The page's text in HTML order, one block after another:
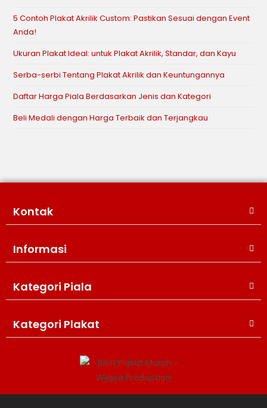
5 Contoh Plakat Akrilik Custom: Pastikan Sesuai dengan Event
Anda!
Ukuran Plakat Ideal: untuk Plakat Akrilik, Standar, dan Kayu
Serba-serbi Tentang Plakat Akrilik dan Keuntungannya
Daftar Harga Piala Berdasarkan Jenis dan Kategori
Beli Medali dengan Harga Terbaik dan Terjangkau
Kontak
Informasi
Kategori Piala
Kategori Plakat
Create The Impression